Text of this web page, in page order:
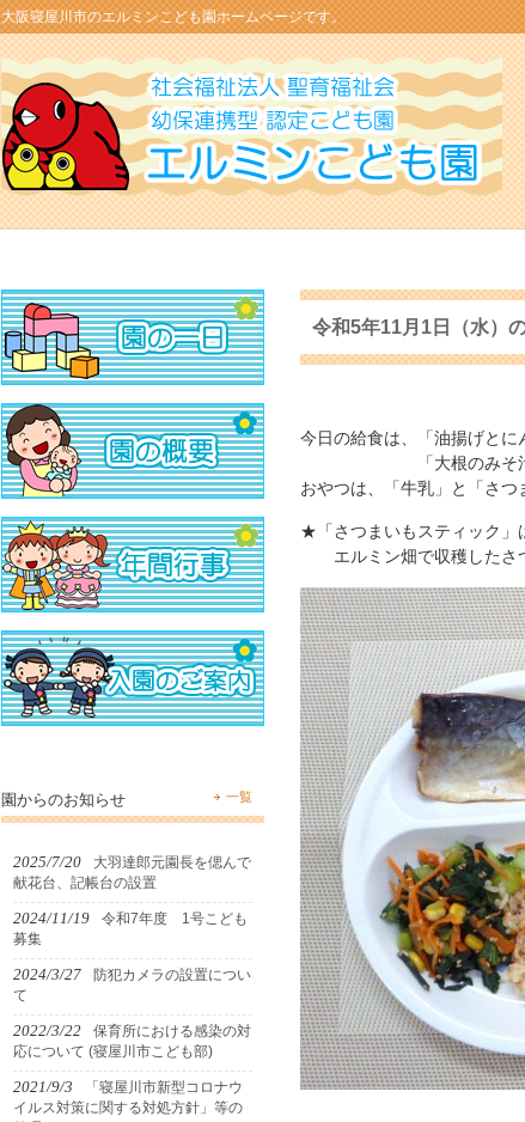
大阪寝屋川市のエルミンこども園ホームページです。
令和5年11月1日（水）
今日の給食は、「油揚げとに
「大根のみそ汁
おやつは、「牛乳」と「さつ
★「さつまいもスティック」
エルミン畑で収穫したさ
園からのお知らせ 一覧
2025/7/20
大羽達郎元園長を偲んで
献花台、記帳台の設置
2024/11/19
令和7年度 1号こども
募集
2024/3/27
防犯カメラの設置につい
て
2022/3/22
保育所における感染の対
応について (寝屋川市こども部)
2021/9/3
「寝屋川市新型コロナウ
イルス対策に関する対処方針」等の